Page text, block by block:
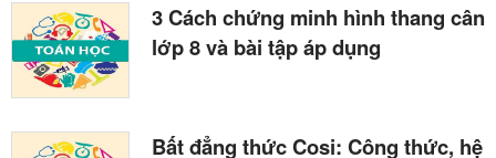
3 Cách chứng minh hình thang cân
lớp 8 và bài tập áp dụng
Bất đẳng thức Cosi: Công thức, hệ